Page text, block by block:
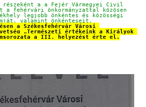
részeként a a Fejér Vármegyei Civil
a fehérvári önkormányzattal közösen
legjobb önkéntes és közösségi
valamint önkénteseit.
a Székesfehérvár Városi
„Természeti értékeink a Királyok
a III. helyezést érte el.